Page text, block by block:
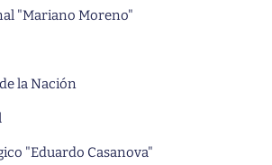
"Mariano Moreno"
la Nación
"Eduardo Casanova"